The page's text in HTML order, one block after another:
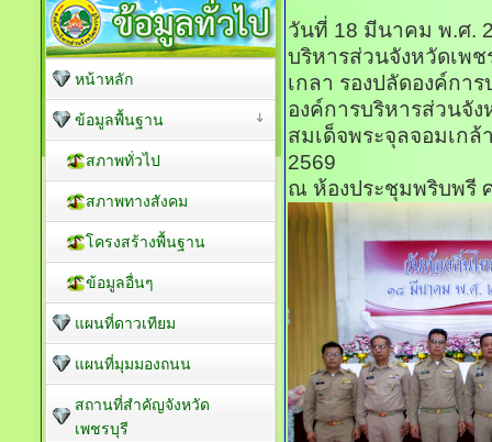
วันที่ 18 มีนาคม พ.ศ.
บริหารส่วนจังหวัดเพ
เกลา รองปลัดองค์กา
องค์การบริหารส่วนจั
สมเด็จพระจุลจอมเกล้
2569
ณ ห้องประชุมพริบพรี
หน้าหลัก
ข้อมูลพื้นฐาน
สภาพทั่วไป
สภาพทางสังคม
โครงสร้างพื้นฐาน
ข้อมูลอื่นๆ
แผนที่ดาวเทียม
แผนที่มุมมองถนน
สถานที่สำคัญจังหวัด
เพชรบุรี